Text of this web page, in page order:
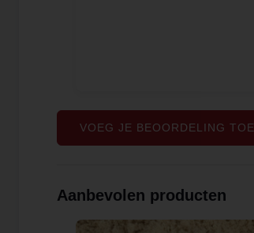
VOEG JE BEOORDELING TOE
Aanbevolen producten